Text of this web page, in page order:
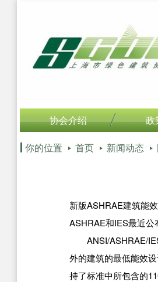
协会介绍 政
你的位置 首页 新闻动态
新版ASHRAE建筑能
ASHRAE和IES最近公
ANSI/ASHRAE/IES
外的建筑的最低能效
持了标准中所包含的